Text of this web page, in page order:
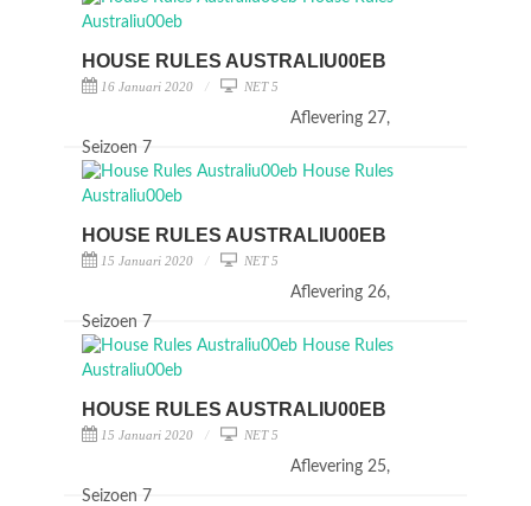
HOUSE RULES AUSTRALIU00EB
16 Januari 2020 NET 5
Aflevering 27,
Seizoen 7
HOUSE RULES AUSTRALIU00EB
15 Januari 2020 NET 5
Aflevering 26,
Seizoen 7
HOUSE RULES AUSTRALIU00EB
15 Januari 2020 NET 5
Aflevering 25,
Seizoen 7